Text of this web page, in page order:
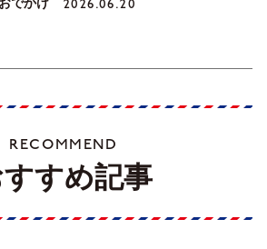
2026.06.20
RECOMMEND
すめ記事